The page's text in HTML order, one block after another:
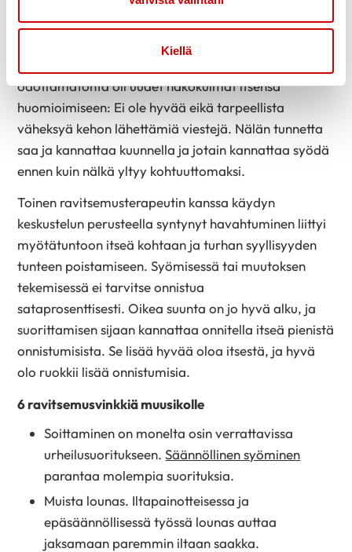
Kiellä
Itsensä huomioimisen tärkeys
odottamatonta oli uudet näkökulmat itsensä
huomioimiseen: Ei ole hyvää eikä tarpeellista
väheksyä kehon lähettämiä viestejä. Nälän tunnetta
saa ja kannattaa kuunnella ja jotain kannattaa syödä
ennen kuin nälkä yltyy kohtuuttomaksi.
Toinen ravitsemusterapeutin kanssa käydyn
keskustelun perusteella syntynyt havahtuminen liittyi
myötätuntoon itseä kohtaan ja turhan syyllisyyden
tunteen poistamiseen. Syömisessä tai muutoksen
tekemisessä ei tarvitse onnistua
sataprosenttisesti.Oikea suunta on jo hyvä alku, ja
suorittamisen sijaan kannattaa onnitella itseä pienistä
onnistumisista. Se lisää hyvää oloa itsestä, ja hyvä
olo ruokkii lisää onnistumisia.
6 ravitsemusvinkkiä muusikolle
Soittaminen on monelta osin verrattavissa
urheilusuoritukseen.Säännöllinen syöminen
parantaa molempia suorituksia.
Muista lounas. Iltapainotteisessa ja
epäsäännöllisessä työssä lounas auttaa
jaksamaan paremmin iltaan saakka.